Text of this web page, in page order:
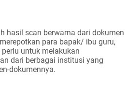
hasil scan berwarna dari dokumen
para bapak/ ibu guru,
untuk melakukan
dari berbagai institusi yang
dokumennya.